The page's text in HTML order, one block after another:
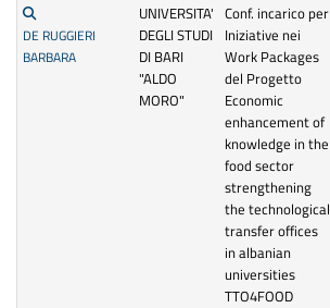
DE RUGGIERI
BARBARA
UNIVERSITA'
DEGLI STUDI
DI BARI
"ALDO
MORO"
Conf. incarico per
Iniziative nei
Work Packages
del Progetto
Economic
enhancement of
knowledge in the
food sector
strengthening
the technological
transfer offices
in albanian
universities
TTO4FOOD